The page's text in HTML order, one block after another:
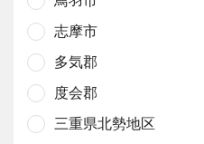
志摩市
多気郡
度会郡
三重県北勢地区